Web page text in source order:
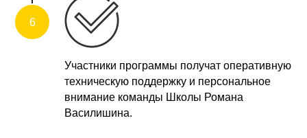
Участники программы получат оперативную
техническую поддержку и персональное
внимание команды Школы Романа
Василишина.